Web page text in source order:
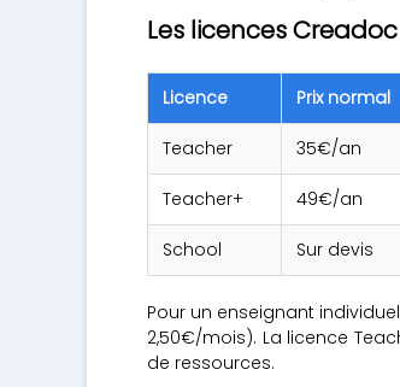
Les licences
Licence Prix normal
Teacher 35€/an
Teacher+ 49€/an
School Sur devis
Pour un enseignant
2,50€/mois). La licence
de ressources.